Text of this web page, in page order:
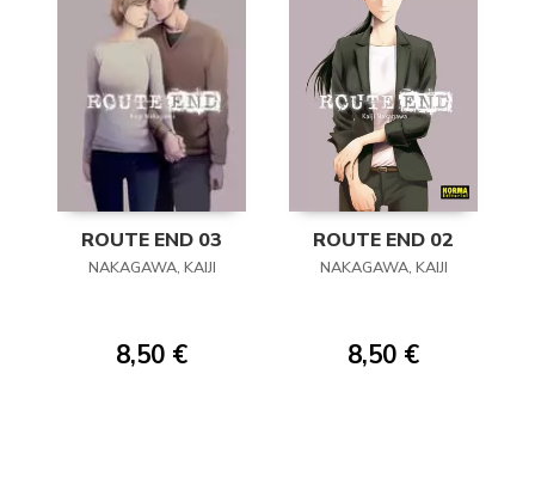
ROUTE END 03
NAKAGAWA, KAIJI
8,50 €
ROUTE END 02
NAKAGAWA, KAIJI
8,50 €